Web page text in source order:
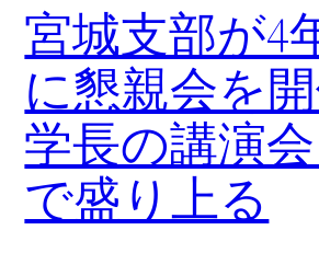
宮城支部が4
に懇親会を
学長の講演
で盛り上る